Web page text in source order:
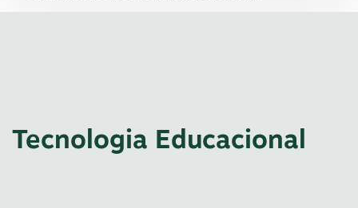
Tecnologia Educacional